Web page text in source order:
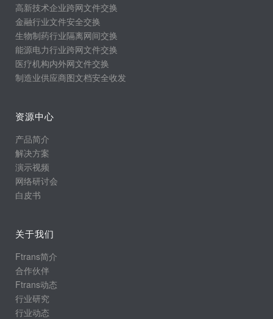
高新技术企业跨网文件交换
金融行业文件安全交换
生物制药行业隔离网间交换
能源电力行业跨网文件交换
医疗机构内外网文件交换
制造业供应商图文档安全收发
资源中心
产品简介
解决方案
演示视频
网络研讨会
白皮书
关于我们
Ftrans简介
合作伙伴
Ftrans动态
行业研究
行业动态